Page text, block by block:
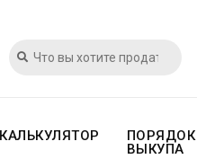
КАЛЬКУЛЯТОР
ПОРЯДОК
ВЫКУПА